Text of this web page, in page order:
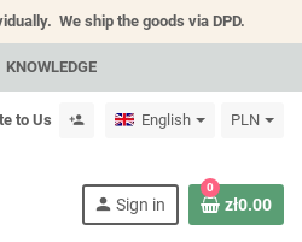
We ship the goods via DPD.
KNOWLEDGE
to Us person_add English PLN
person Sign in
0
zł0.00